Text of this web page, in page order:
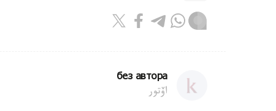
без автора
اۆتور